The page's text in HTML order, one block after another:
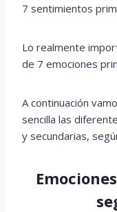
7 sentimientos
Lo realmente
de 7 emociones
A continuación
sencilla las
y secundarias,